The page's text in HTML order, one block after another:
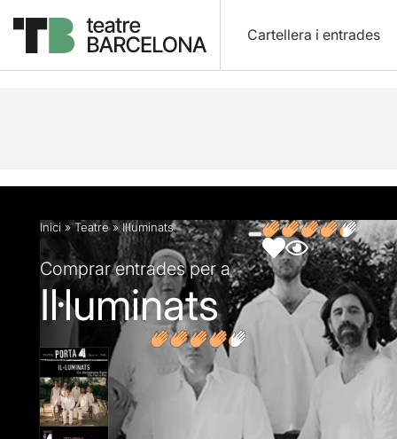
Cartellera i entrades
Descripció Fitxa artística Fotos i vídeos
Inici »Teatre»Il·luminats
Comprar entrades per a
Il·luminats